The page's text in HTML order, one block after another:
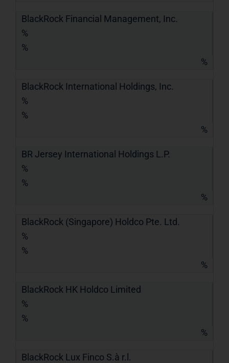
BlackRock Financial Management, Inc.
%
%
%
BlackRock International Holdings, Inc.
%
%
%
BR Jersey International Holdings L.P.
%
%
%
BlackRock (Singapore) Holdco Pte. Ltd.
%
%
%
BlackRock HK Holdco Limited
%
%
%
BlackRock Lux Finco S.à r.l.